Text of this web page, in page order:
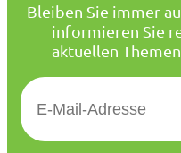
Bleiben Sie immer
informieren Sie
aktuellen
E
M